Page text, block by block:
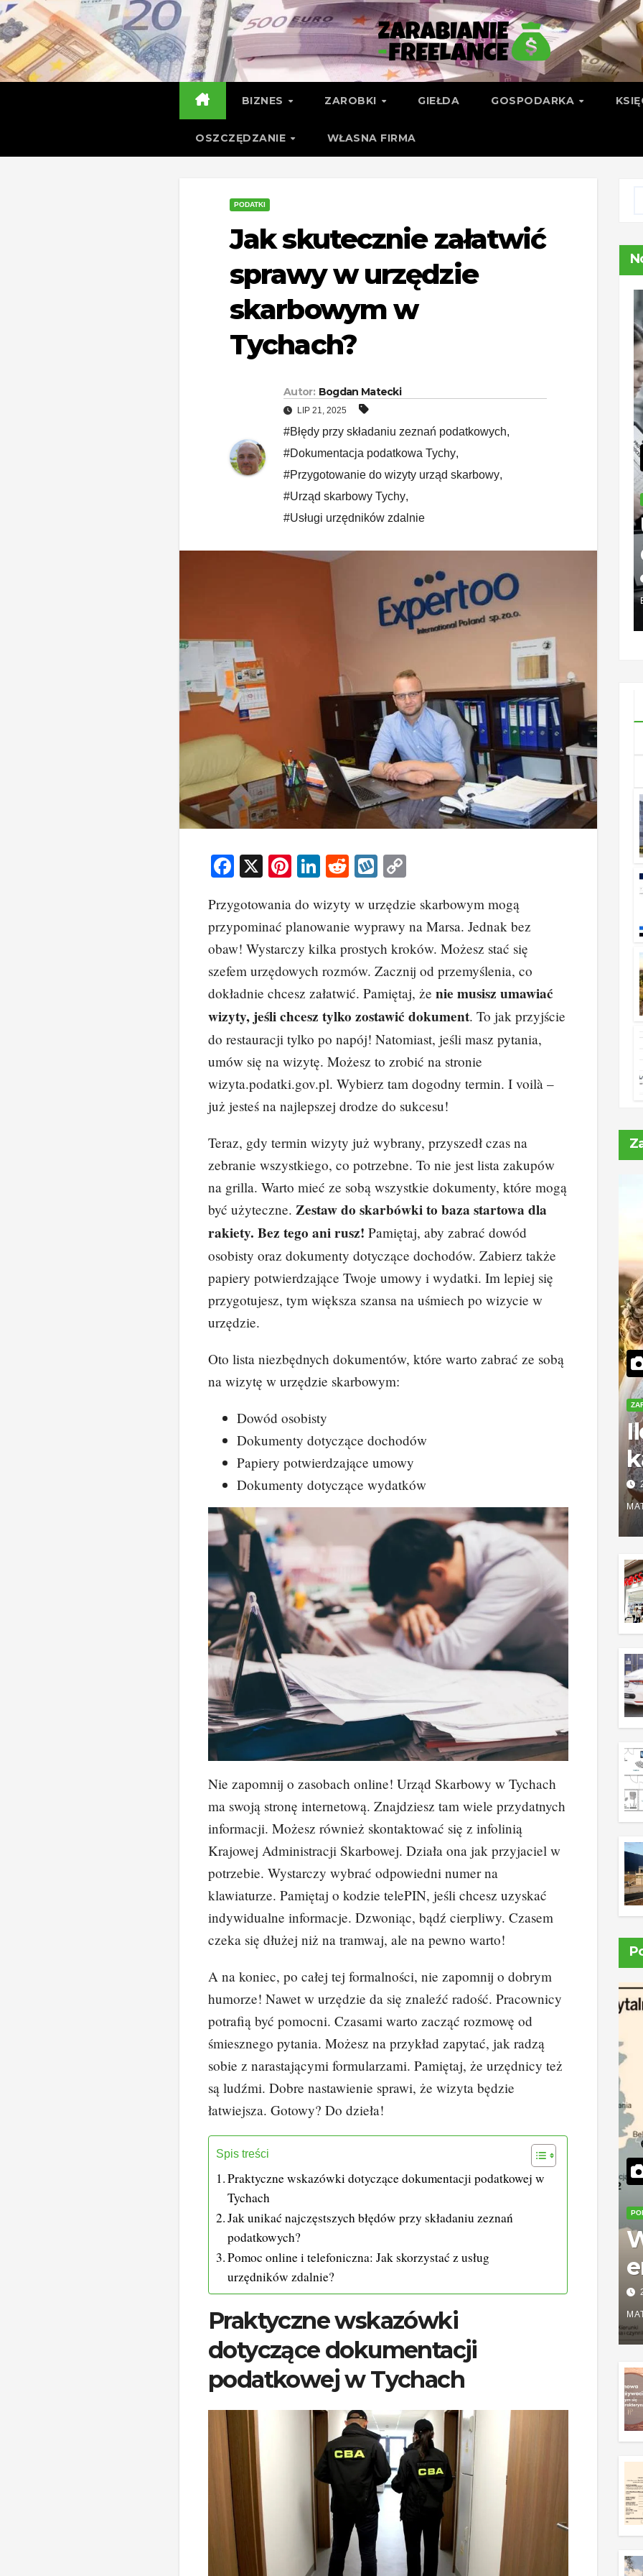
Skip
to
content
BIZNES ZAROBKI GIEŁDA GOSPODARKA
OSZCZĘDZANIE WŁASNA FIRMA
PODATKI
Jak skutecznie załatwić
sprawy w urzędzie
skarbowym w
Tychach?
Autor: Bogdan Matecki
LIP 21, 2025
#Błędy przy składaniu zeznań podatkowych,
#Dokumentacja podatkowa Tychy,
#Przygotowanie do wizyty urząd skarbowy,
#Urząd skarbowy Tychy,
#Usługi urzędników zdalnie
F
c
e
b
o
o
k
X
Pi
er
e
st
Li
k
e
dI
n
R
d
di
t
W
o
p
p
y
Li
n
k
Przygotowania do wizyty w urzędzie skarbowym mogą
przypominać planowanie wyprawy na Marsa. Jednak bez
obaw! Wystarczy kilka prostych kroków. Możesz stać się
szefem urzędowych rozmów. Zacznij od przemyślenia, co
dokładnie chcesz załatwić. Pamiętaj, że nie musisz umawiać
wizyty, jeśli chcesz tylko zostawić dokument. To jak przyjście
do restauracji tylko po napój! Natomiast, jeśli masz pytania,
umów się na wizytę. Możesz to zrobić na stronie
wizyta.podatki.gov.pl. Wybierz tam dogodny termin. I voilà –
już jesteś na najlepszej drodze do sukcesu!
Teraz, gdy termin wizyty już wybrany, przyszedł czas na
zebranie wszystkiego, co potrzebne. To nie jest lista zakupów
na grilla. Warto mieć ze sobą wszystkie dokumenty, które mogą
być użyteczne. Zestaw do skarbówki to baza startowa dla
rakiety. Bez tego ani rusz! Pamiętaj, aby zabrać dowód
osobisty oraz dokumenty dotyczące dochodów. Zabierz także
papiery potwierdzające Twoje umowy i wydatki. Im lepiej się
przygotujesz, tym większa szansa na uśmiech po wizycie w
urzędzie.
Oto lista niezbędnych dokumentów, które warto zabrać ze sobą
na wizytę w urzędzie skarbowym:
Dowód osobisty
Dokumenty dotyczące dochodów
Papiery potwierdzające umowy
Dokumenty dotyczące wydatków
Nie zapomnij o zasobach online! Urząd Skarbowy w Tychach
ma swoją stronę internetową. Znajdziesz tam wiele przydatnych
informacji. Możesz również skontaktować się z infolinią
Krajowej Administracji Skarbowej. Działa ona jak przyjaciel w
potrzebie. Wystarczy wybrać odpowiedni numer na
klawiaturze. Pamiętaj o kodzie telePIN, jeśli chcesz uzyskać
indywidualne informacje. Dzwoniąc, bądź cierpliwy. Czasem
czeka się dłużej niż na tramwaj, ale na pewno warto!
A na koniec, po całej tej formalności, nie zapomnij o dobrym
humorze! Nawet w urzędzie da się znaleźć radość. Pracownicy
potrafią być pomocni. Czasami warto zacząć rozmowę od
śmiesznego pytania. Możesz na przykład zapytać, jak radzą
sobie z narastającymi formularzami. Pamiętaj, że urzędnicy też
są ludźmi. Dobre nastawienie sprawi, że wizyta będzie
łatwiejsza. Gotowy? Do dzieła!
Spis treści
Praktyczne wskazówki dotyczące dokumentacji podatkowej w
Tychach
Jak unikać najczęstszych błędów przy składaniu zeznań
podatkowych?
Pomoc online i telefoniczna: Jak skorzystać z usług
urzędników zdalnie?
Praktyczne wskazówki
dotyczące dokumentacji
podatkowej w Tychach
w